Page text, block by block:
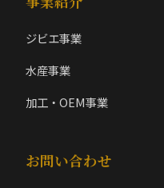
ジビエ事業
水産事業
加工・OEM事業
お問い合わせ